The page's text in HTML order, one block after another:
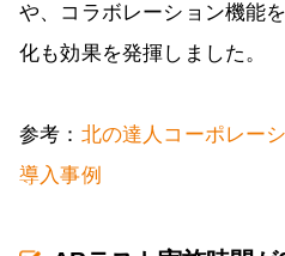
や、コラボレーション機能
化も効果を発揮しました。
参考： 北の達人コーポレー
導入事例